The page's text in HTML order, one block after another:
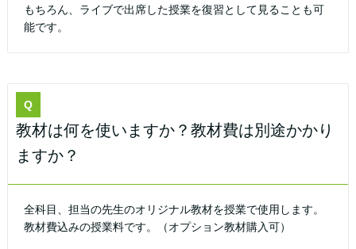
もちろん、ライブで出席した授業を復習として見ることも可
能です。
Q
教材は何を使いますか？教材費は別途かかり
ますか？
全科目、担当の先生のオリジナル教材を授業で使用します。
教材費込みの授業料です。（オプション教材購入可）